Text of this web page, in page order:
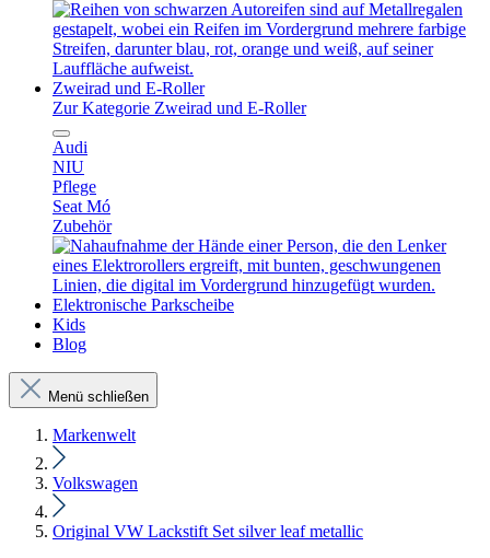
Zweirad und E-Roller
Zur Kategorie Zweirad und E-Roller
Audi
NIU
Pflege
Seat Mó
Zubehör
Elektronische Parkscheibe
Kids
Blog
Menü schließen
Markenwelt
Volkswagen
Original VW Lackstift Set silver leaf metallic